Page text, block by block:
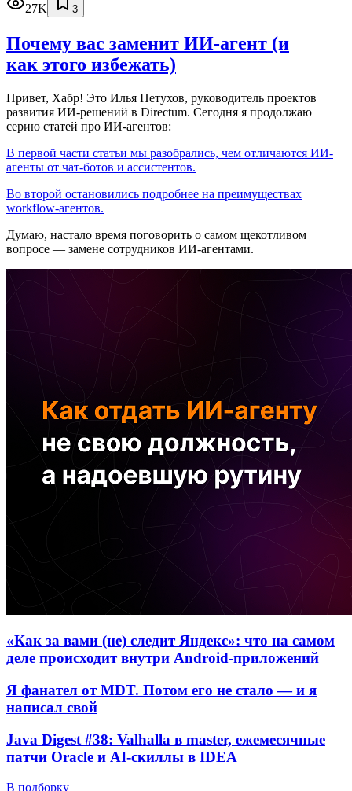
27K
3
Почему вас заменит ИИ‑агент (и
как этого избежать)
Привет, Хабр! Это Илья Петухов, руководитель проектов
развития ИИ-решений в Directum. Сегодня я продолжаю
серию статей про ИИ-агентов:
В первой части статьи мы разобрались, чем отличаются ИИ-
агенты от чат-ботов и ассистентов.
Во второй остановились подробнее на преимуществах
workflow-агентов.
Думаю, настало время поговорить о самом щекотливом
вопросе — замене сотрудников ИИ-агентами.
«Как за вами (не) следит Яндекс»: что на самом
деле происходит внутри Android-приложений
Я фанател от MDT. Потом его не стало — и я
написал свой
Java Digest #38: Valhalla в master, ежемесячные
патчи Oracle и AI-скиллы в IDEA
В подборку